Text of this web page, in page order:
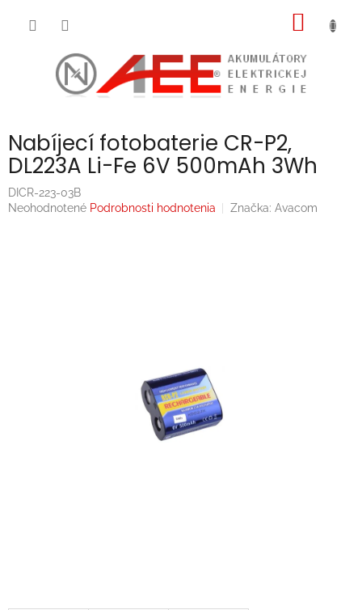
Nabíjecí fotobaterie CR-P2,
DL223A Li-Fe 6V 500mAh 3Wh
DICR-223-03B
Priemerné
Neohodnotené Podrobnosti hodnotenia Značka: Avacom